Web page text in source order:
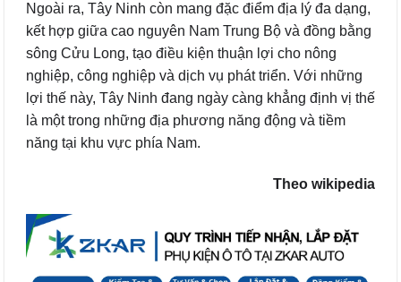
Ngoài ra, Tây Ninh còn mang đặc điểm địa lý đa dạng,
kết hợp giữa cao nguyên Nam Trung Bộ và đồng bằng
sông Cửu Long, tạo điều kiện thuận lợi cho nông
nghiệp, công nghiệp và dịch vụ phát triển. Với những
lợi thế này, Tây Ninh đang ngày càng khẳng định vị thế
là một trong những địa phương năng động và tiềm
năng tại khu vực phía Nam.
Theo wikipedia